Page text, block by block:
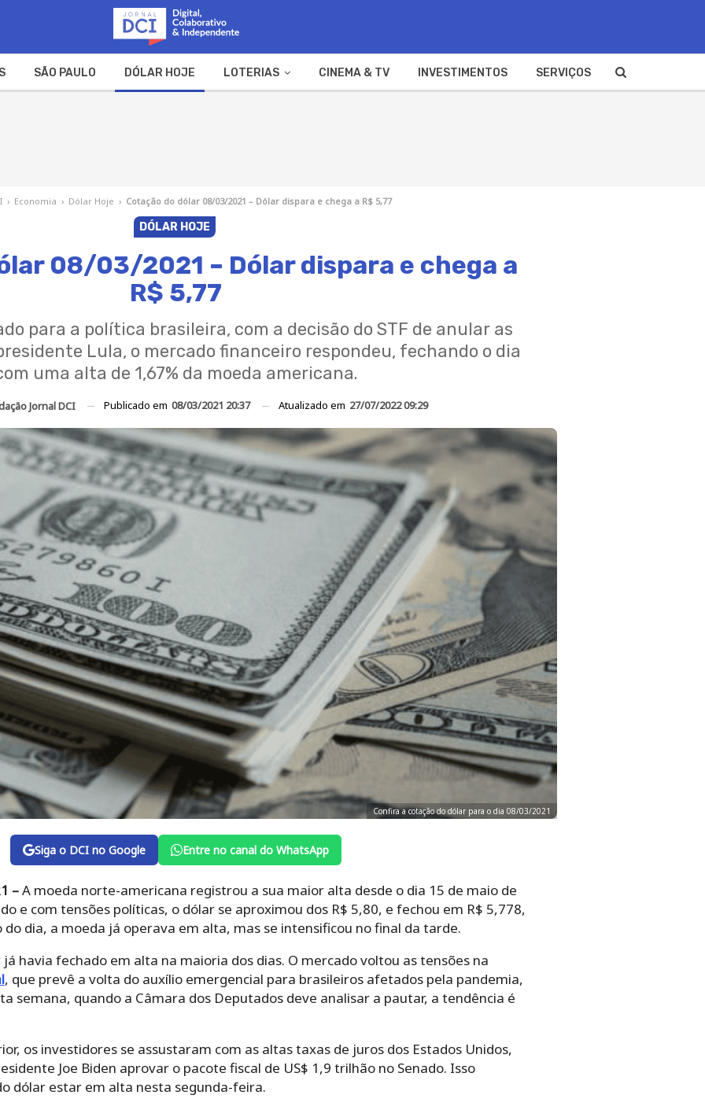
SÃO PAULO DÓLAR HOJE LOTERIAS CINEMA & TV INVESTIMENTOS SERVIÇOS
› Economia › Dólar Hoje › Cotação do dólar 08/03/2021 – Dólar dispara e chega a R$ 5,77
DÓLAR HOJE
08/03/2021 – Dólar dispara e chega a
R$ 5,77
para a política brasileira, com a decisão do STF de anular as
Lula, o mercado financeiro respondeu, fechando o dia
uma alta de 1,67% da moeda americana.
Jornal DCI Publicado em 08/03/2021 20:37 Atualizado em 27/07/2022 09:29
Confira a cotação do dólar para o dia 08/03/2021
Siga o DCI no Google Entre no canal do WhatsApp
–A moeda norte-americana registrou a sua maior alta desde o dia 15 de maio de
e com tensões políticas, o dólar se aproximou dos R$ 5,80, e fechou em R$ 5,778,
do dia, a moeda já operava em alta, mas se intensificou no final da tarde.
havia fechado em alta na maioria dos dias. O mercado voltou as tensões na
, que prevê a volta do auxílio emergencial para brasileiros afetados pela pandemia,
semana, quando a Câmara dos Deputados deve analisar a pautar, a tendência é
os investidores se assustaram com as altas taxas de juros dos Estados Unidos,
Joe Biden aprovar o pacote fiscal de US$ 1,9 trilhão no Senado. Isso
dólar estar em alta nesta segunda-feira.